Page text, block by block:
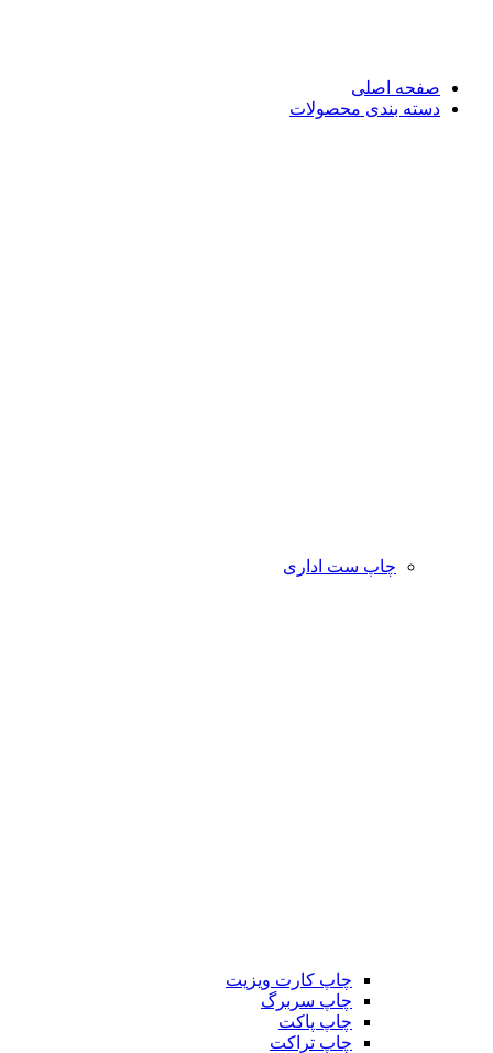
صفحه اصلی
دسته بندی محصولات
چاپ ست اداری
چاپ کارت ویزیت
چاپ سربرگ
چاپ پاکت
چاپ تراکت